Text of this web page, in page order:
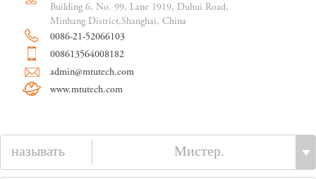
Building 6, No. 99, Lane 1919, Duhui Road,
Minhang District,Shanghai, China
0086-21-52066103
008613564008182
admin@mtutech.com
www.mtutech.com
называть